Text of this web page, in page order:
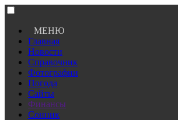
МЕНЮ
Главная
Новости
Справочник
Фотографии
Погода
Сайты
Финансы
Сонник